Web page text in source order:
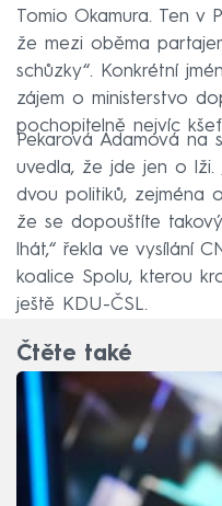
Tomio Okamura. Ten v
že mezi oběma
schůzky“. Konkrétní
zájem o ministerstvo
pochopitelně nejvíc
Pekarová Adamová na
uvedla, že jde jen o lži.
dvou politiků, zejména
že se dopouštíte
lhát,“ řekla ve vysílání
koalice Spolu, kterou
ještě KDU-ČSL.
Čtěte také